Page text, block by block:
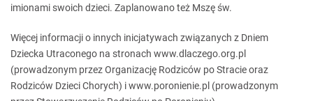
imionami swoich dzieci. Zaplanowano też Mszę św.
Więcej informacji o innych inicjatywach związanych z Dniem
Dziecka Utraconego na stronach www.dlaczego.org.pl
(prowadzonym przez Organizację Rodziców po Stracie oraz
Rodziców Dzieci Chorych) i www.poronienie.pl (prowadzonym